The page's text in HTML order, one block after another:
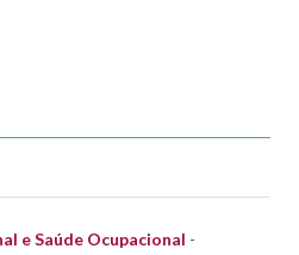
e Saúde Ocupacional -